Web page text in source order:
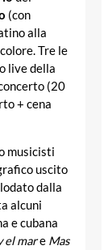
(con
alla
Tre le
live della
(20
+ cena
musicisti
uscito
dalla
alcuni
e cubana
el mare Mas